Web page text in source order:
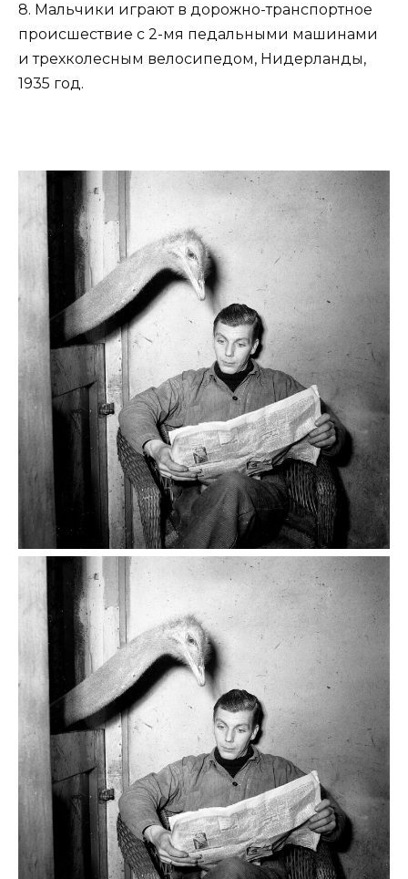
8. Мальчики играют в дорожно-транспортное
происшествие с 2-мя педальными машинами
и трехколесным велосипедом, Нидерланды,
1935 год.